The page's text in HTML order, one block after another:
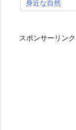
身近な自然
スポンサーリンク